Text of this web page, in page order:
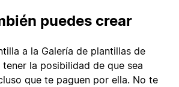
puedes crear
a la Galería de plantillas de
la posibilidad de que sea
que te paguen por ella. No te